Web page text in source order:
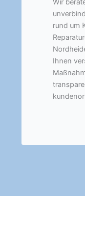
Wir
rund um
Ihnen